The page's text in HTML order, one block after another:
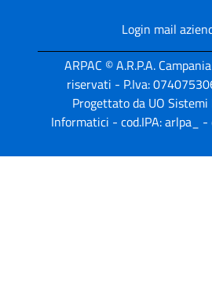
Login mail
ARPAC © A.R.P.A.
riservati - P.Iva:
Progettato da UO
Informatici - cod.IPA: arlpa_ -